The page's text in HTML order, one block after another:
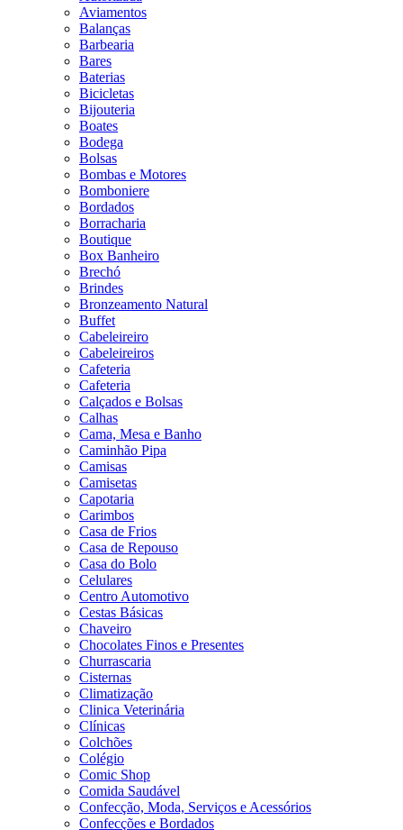
Aviamentos
Balanças
Barbearia
Bares
Baterias
Bicicletas
Bijouteria
Boates
Bodega
Bolsas
Bombas e Motores
Bomboniere
Bordados
Borracharia
Boutique
Box Banheiro
Brechó
Brindes
Bronzeamento Natural
Buffet
Cabeleireiro
Cabeleireiros
Cafeteria
Cafeteria
Calçados e Bolsas
Calhas
Cama, Mesa e Banho
Caminhão Pipa
Camisas
Camisetas
Capotaria
Carimbos
Casa de Frios
Casa de Repouso
Casa do Bolo
Celulares
Centro Automotivo
Cestas Básicas
Chaveiro
Chocolates Finos e Presentes
Churrascaria
Cisternas
Climatização
Clinica Veterinária
Clínicas
Colchões
Colégio
Comic Shop
Comida Saudável
Confecção, Moda, Serviços e Acessórios
Confecções e Bordados